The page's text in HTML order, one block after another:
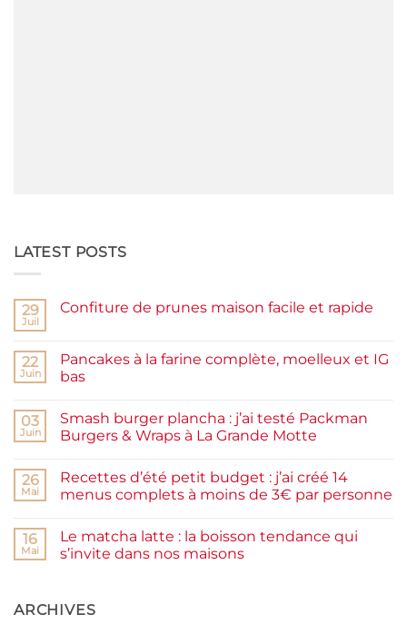
LATEST POSTS
29
Juil
Confiture de prunes maison facile et rapide
Confiture
de
prunes
et
rapide
22
Juin
Pancakes à la farine complète, moelleux et IG
bas
sur
Pancakes
à
complète,
moelleux
et
03
Juin
Smash burger plancha : j’ai testé Packman
Burgers & Wraps à La Grande Motte
sur
Smash
burger
testé
Packman
Burgers &
Grande
Motte
26
Mai
Recettes d’été petit budget : j’ai créé 14
menus complets à moins de 3€ par personne
sur
Recettes
d’été
j’ai
créé
16
Mai
Le matcha latte : la boisson tendance qui
s’invite dans nos maisons
Le
matcha
ARCHIVES